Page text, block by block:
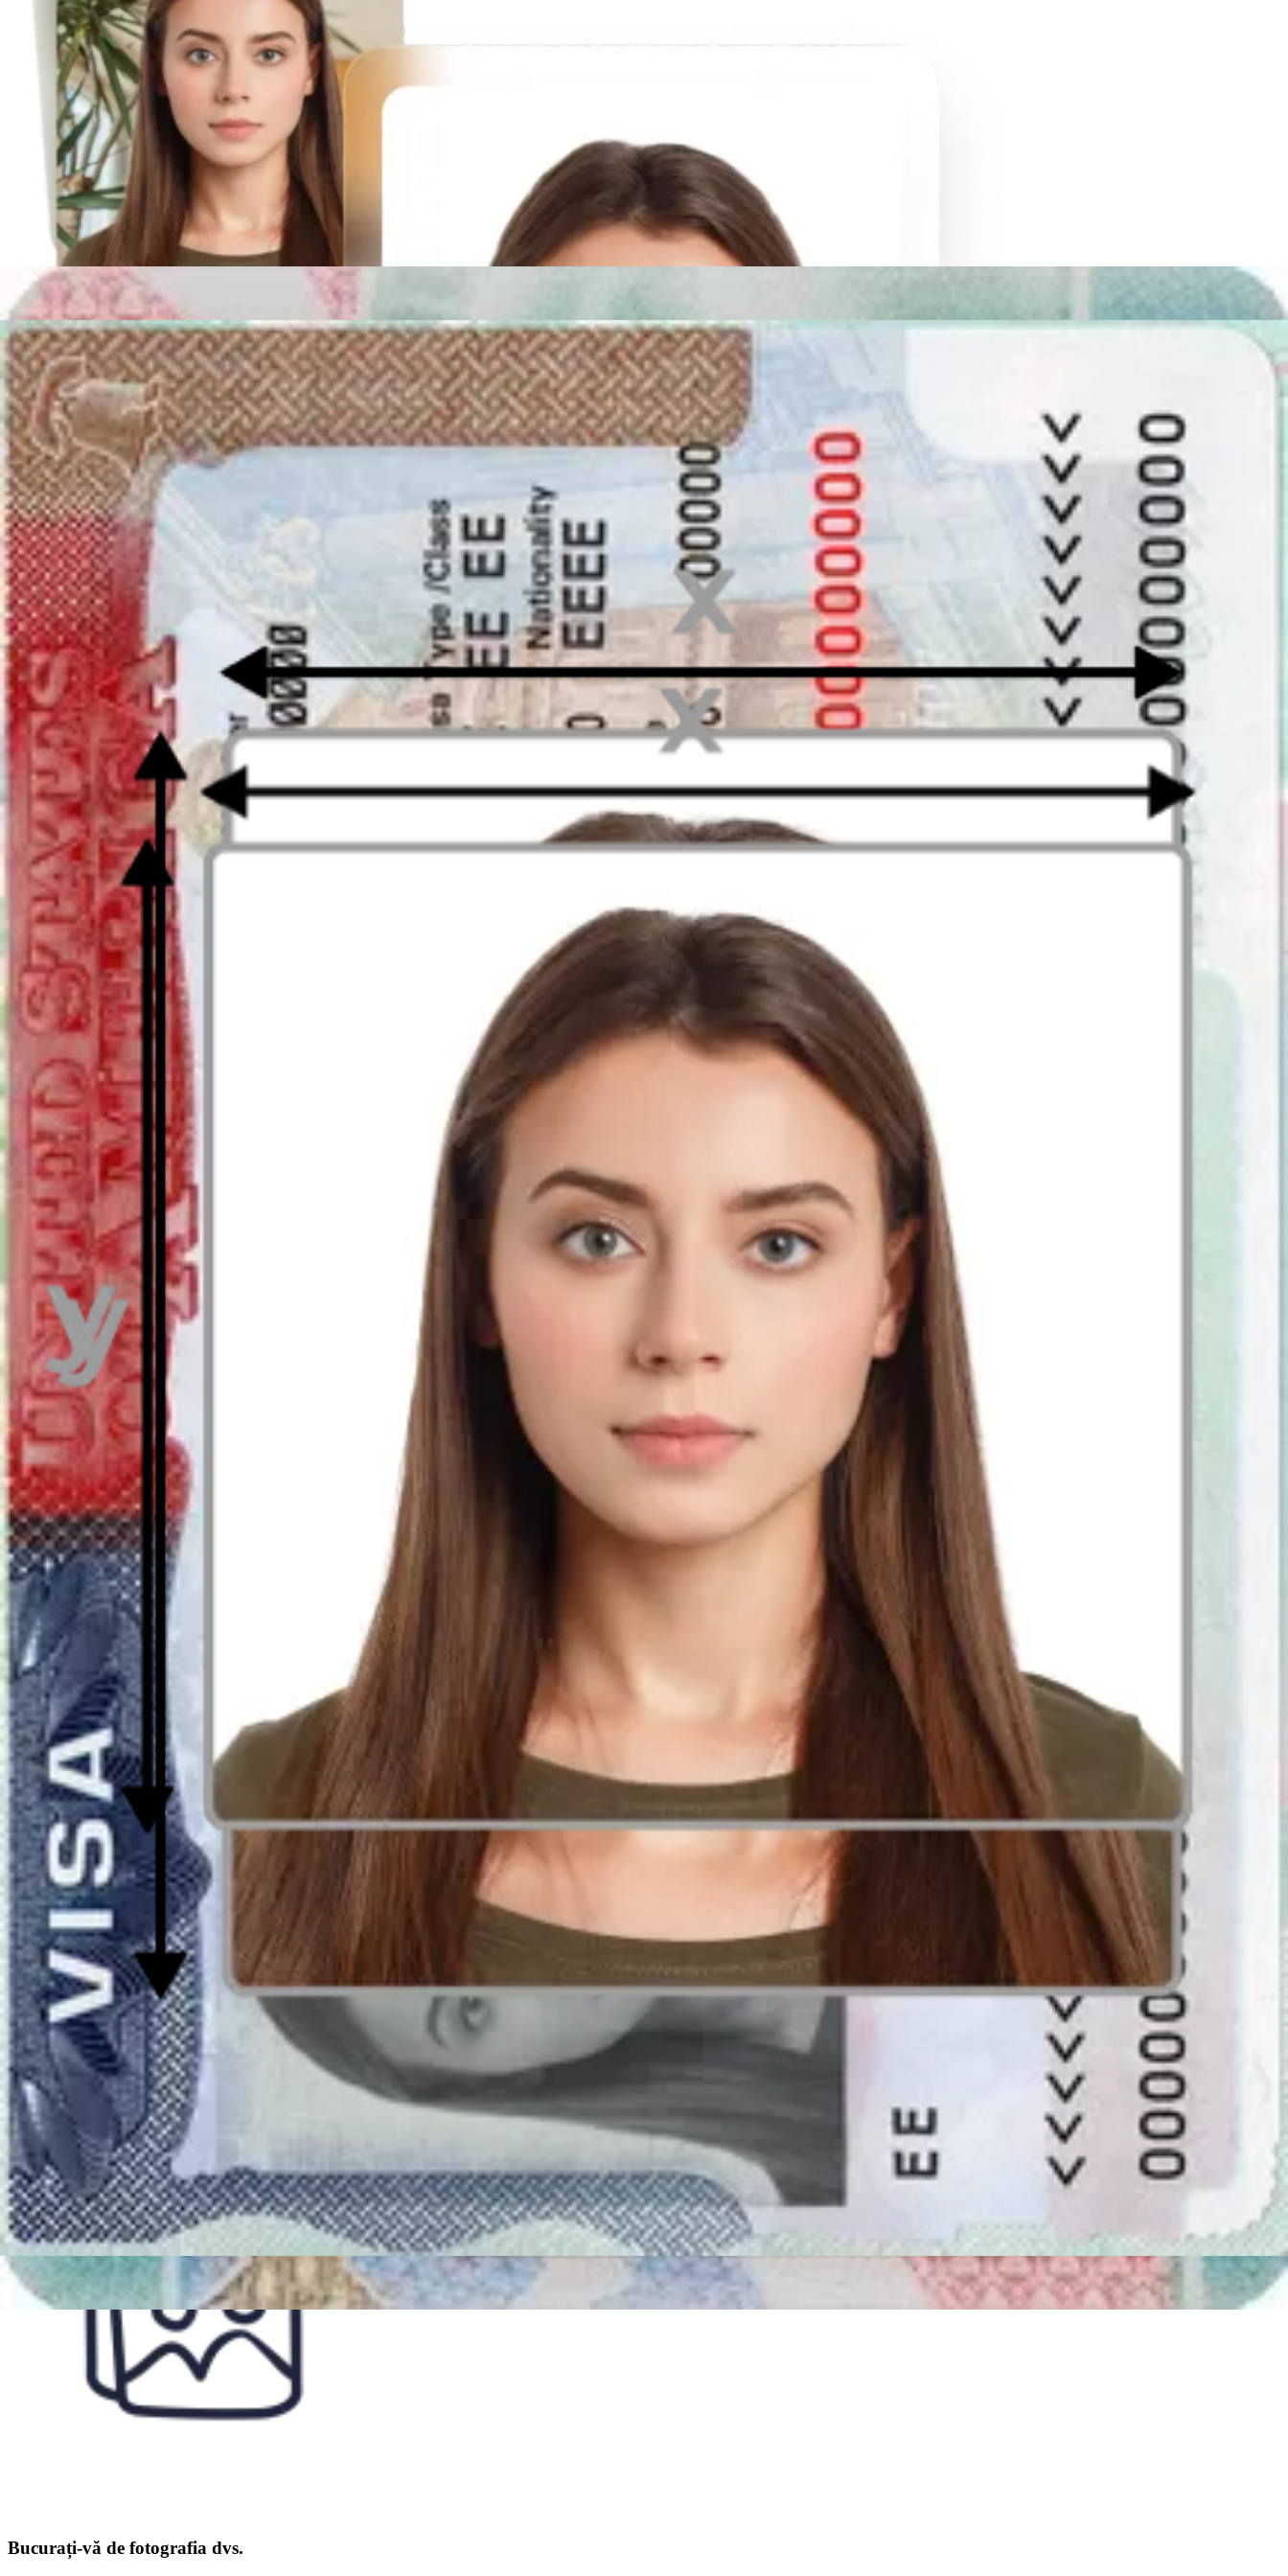
Așa cum se vede în
Cum funcționează instrumentul nostru pentru fotografii?
Realizați sau încărcați o fotografie
Realizați o fotografie sau încărcați una din galeria dumneavoastră foto. Urmăriți ghidul nostru pentru a respecta toate condițiile.
Verificați-vă fotografia
Lăsați IA să vă ajusteze fotografia. Comandați-vă fotografia și cereți ca aceasta să fie verificată de un expert pentru a asigura o conformitate de 100%.
Bucurați-vă de fotografia dvs.